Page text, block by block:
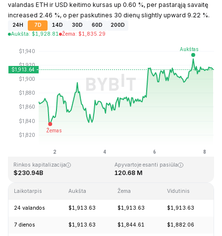
valandas ETH ir USD keitimo kursas up 0.60 %, per pastarąją savaitę
increased 2.46 %, o per paskutines 30 dienų slightly upward 9.22 %.
24H 7D 14D 30D 60D
200D
Aukšta: $1,928.81 Žema: $1,835.29
Paskutinį kartą atnaujinta: 2026-08-08, 08:13 GMT+0
Rinkos kapitalizacija
$230.94B
Apyvartoje esanti pasiūla
120.68 M
Laikotarpis Aukšta Žema Vidutinis
24 valandos $1,913.63 $1,913.63 $1,913.63
7 dienos $1,913.63 $1,844.61 $1,882.06